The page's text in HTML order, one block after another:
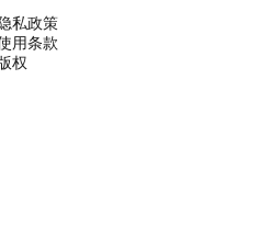
隐私政策
用条款
权